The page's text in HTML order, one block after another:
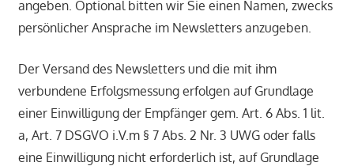
angeben. Optional bitten wir Sie einen Namen, zwecks
persönlicher Ansprache im Newsletters anzugeben.
Der Versand des Newsletters und die mit ihm
verbundene Erfolgsmessung erfolgen auf Grundlage
einer Einwilligung der Empfänger gem. Art. 6 Abs. 1 lit.
a, Art. 7 DSGVO i.V.m § 7 Abs. 2 Nr. 3 UWG oder falls
eine Einwilligung nicht erforderlich ist, auf Grundlage